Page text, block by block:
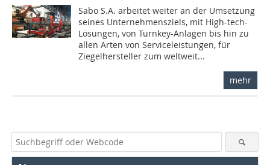
Sabo S.A. arbeitet weiter an der Umsetzung
seines Unternehmensziels, mit High-tech-
Lösungen, von Turnkey-Anlagen bis hin zu
allen Arten von Serviceleistungen, für
Ziegelhersteller zum weltweit...
mehr